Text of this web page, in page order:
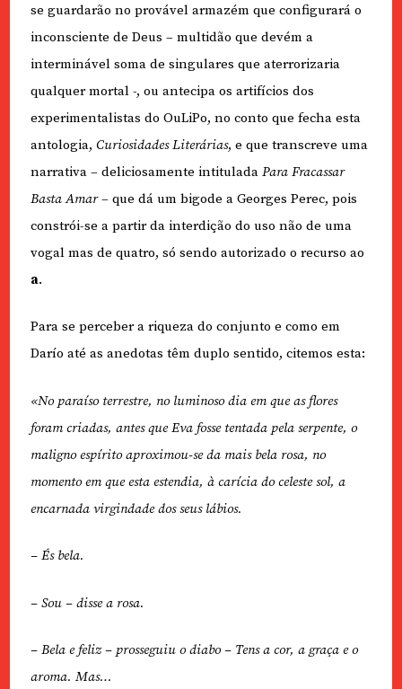
se guardarão no provável armazém que configurará o
inconsciente de Deus – multidão que devém a
interminável soma de singulares que aterrorizaria
qualquer mortal -, ou antecipa os artifícios dos
experimentalistas do OuLiPo, no conto que fecha esta
antologia, Curiosidades Literárias, e que transcreve uma
narrativa – deliciosamente intitulada Para Fracassar
Basta Amar– que dá um bigode a Georges Perec, pois
constrói-se a partir da interdição do uso não de uma
vogal mas de quatro, só sendo autorizado o recurso ao
a.
Para se perceber a riqueza do conjunto e como em
Darío até as anedotas têm duplo sentido, citemos esta:
«No paraíso terrestre, no luminoso dia em que as flores
foram criadas, antes que Eva fosse tentada pela serpente, o
maligno espírito aproximou-se da mais bela rosa, no
momento em que esta estendia, à carícia do celeste sol, a
encarnada virgindade dos seus lábios.
– És bela.
– Sou – disse a rosa.
– Bela e feliz – prosseguiu o diabo – Tens a cor, a graça e o
aroma. Mas…